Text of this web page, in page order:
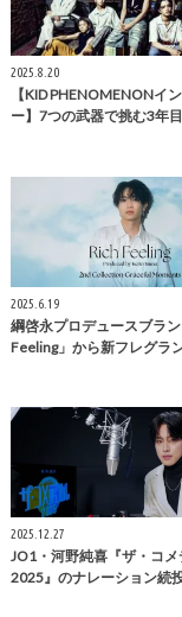
2025.8.20
【KID PHENOMENONイ
ー】7つの武器で挑む3年
2025.6.19
綱啓永プロデュースブラ
Feeling」から新フレグラ
2025.12.27
JO1・河野純喜『ザ・コ
2025』のナレーション続